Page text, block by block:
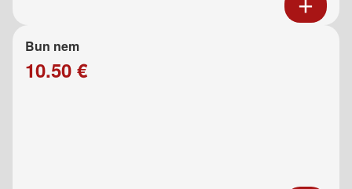
Bun nem
10.50 €